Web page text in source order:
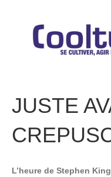
JUSTE
L’heure de Stephen King